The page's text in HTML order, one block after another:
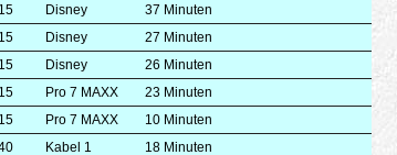
Disney
37 Minuten
Disney
27 Minuten
Disney
26 Minuten
Pro 7 MAXX
23 Minuten
Pro 7 MAXX
10 Minuten
Kabel 1
18 Minuten